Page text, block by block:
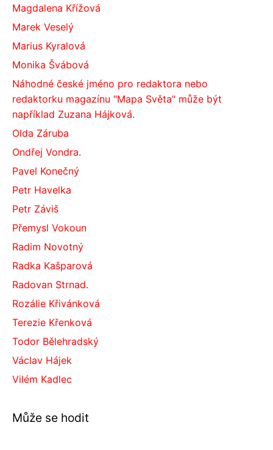
Magdalena Křížová
Marek Veselý
Marius Kyralová
Monika Švábová
Náhodné české jméno pro redaktora nebo
redaktorku magazínu "Mapa Světa" může být
například Zuzana Hájková.
Olda Záruba
Ondřej Vondra.
Pavel Konečný
Petr Havelka
Petr Záviš
Přemysl Vokoun
Radim Novotný
Radka Kašparová
Radovan Strnad.
Rozálie Křivánková
Terezie Křenková
Todor Bělehradský
Václav Hájek
Vilém Kadlec
Může se hodit